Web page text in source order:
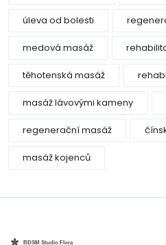
úleva od bolesti
medová masáž
těhotenská masáž
masáž lávovými kameny
regenerační masáž
masáž kojenců